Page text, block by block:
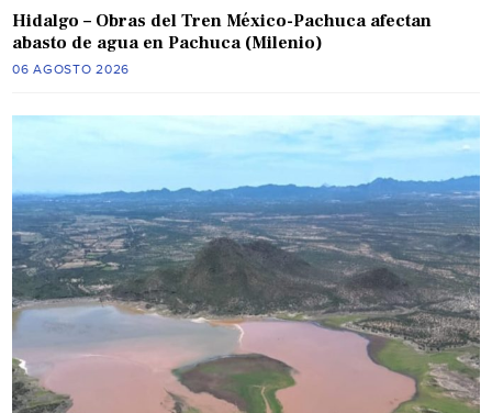
Hidalgo – Obras del Tren México-Pachuca afectan
abasto de agua en Pachuca (Milenio)
06 AGOSTO 2026